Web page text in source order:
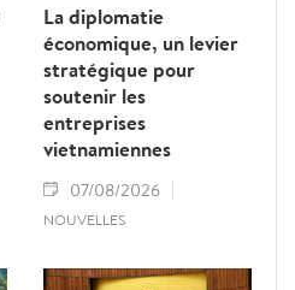
La diplomatie
économique, un levier
stratégique pour
soutenir les
entreprises
vietnamiennes
07/08/2026
NOUVELLES